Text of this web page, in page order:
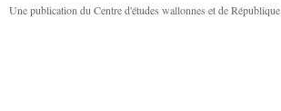
Une publication du Centre d'études wallonnes et de République